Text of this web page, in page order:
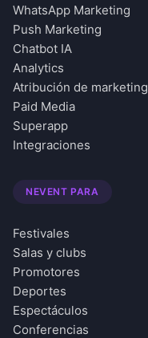
WhatsApp Marketing
Push Marketing
Chatbot IA
Analytics
Atribución de marketing
Paid Media
Superapp
Integraciones
NEVENT PARA
Festivales
Salas y clubs
Promotores
Deportes
Espectáculos
Conferencias